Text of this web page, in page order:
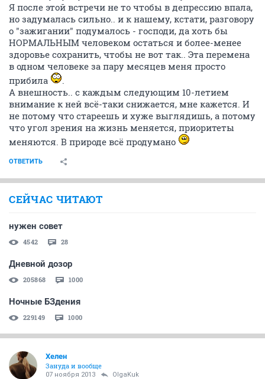
Я после этой встречи не то чтобы в депрессию впала,
но задумалась сильно.. и к нашему, кстати, разговору
о "зажигании" подумалось - господи, да хоть бы
НОРМАЛЬНЫМ человеком остаться и более-менее
здоровье сохранить, чтобы не вот так.. Эта перемена
в одном человеке за пару месяцев меня просто
прибила
.
А внешность.. с каждым следующим 10-летием
внимание к ней всё-таки снижается, мне кажется. И
не потому что стареешь и хуже выглядишь, а потому
что угол зрения на жизнь меняется, приоритеты
меняются. В природе всё продумано
ОТВЕТИТЬ
СЕЙЧАС ЧИТАЮТ
нужен совет
4542 28
Дневной дозор
205868 1000
Ночные БЗдения
229149 1000
Хелен
Зануда и вообще
07 ноября 2013 OlgaKuk